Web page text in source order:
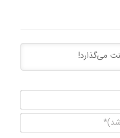
(منتشر